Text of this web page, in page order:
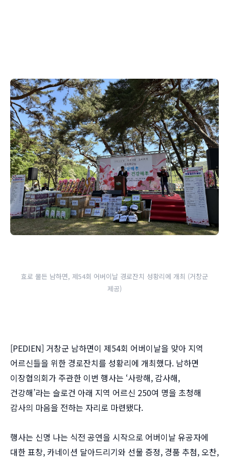
효로 물든 남하면, 제54회 어버이날 경로잔치 성황리에 개최 (거창군
제공)
[PEDIEN] 거창군 남하면이 제54회 어버이날을 맞아 지역
어르신들을 위한 경로잔치를 성황리에 개최했다. 남하면
이장협의회가 주관한 이번 행사는 ‘사랑해, 감사해,
건강해’라는 슬로건 아래 지역 어르신 250여 명을 초청해
감사의 마음을 전하는 자리로 마련됐다.
행사는 신명 나는 식전 공연을 시작으로 어버이날 유공자에
대한 표창, 카네이션 달아드리기와 선물 증정, 경품 추첨, 오찬,